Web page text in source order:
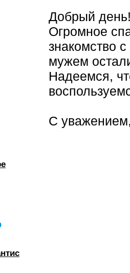
Добрый
Огромное
знакомство
мужем
Надеемся,
С